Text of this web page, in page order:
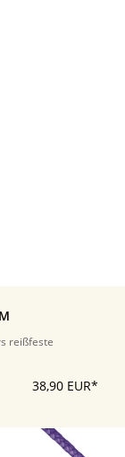
reißfeste
38,90 EUR*